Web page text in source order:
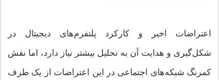
اعتراضات اخیر و کارکرد پلتفرم‌های دیجیتال در
شکل‌گیری و هدایت آن به تحلیل بیشتر نیاز دارد، اما نقش
کمرنگ شبکه‌های اجتماعی در این اعتراضات از یک طرف